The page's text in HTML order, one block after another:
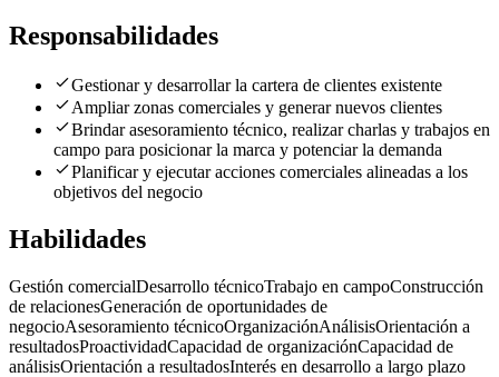
Responsabilidades
Gestionar y desarrollar la cartera de clientes existente
Ampliar zonas comerciales y generar nuevos clientes
Brindar asesoramiento técnico, realizar charlas y trabajos en
campo para posicionar la marca y potenciar la demanda
Planificar y ejecutar acciones comerciales alineadas a los
objetivos del negocio
Habilidades
Gestión comercialDesarrollo técnicoTrabajo en campoConstrucción
de relacionesGeneración de oportunidades de
negocioAsesoramiento técnicoOrganizaciónAnálisisOrientación a
resultadosProactividadCapacidad de organizaciónCapacidad de
análisisOrientación a resultadosInterés en desarrollo a largo plazo